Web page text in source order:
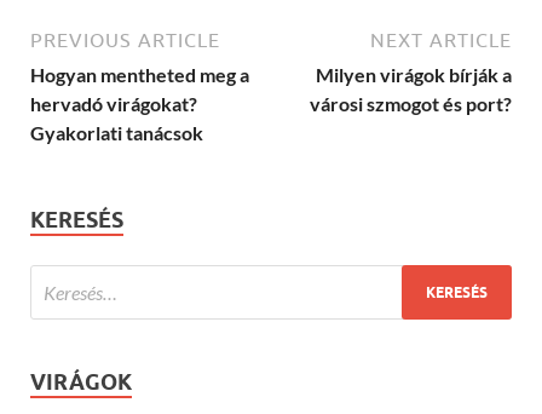
PREVIOUS ARTICLE
Hogyan mentheted meg a
hervadó virágokat?
Gyakorlati tanácsok
NEXT ARTICLE
Milyen virágok bírják a
városi szmogot és port?
KERESÉS
VIRÁGOK